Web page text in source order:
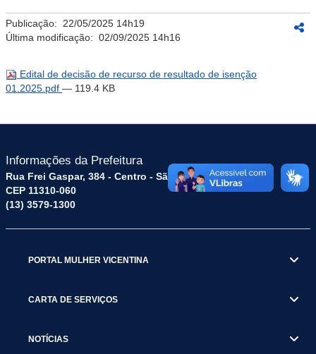
Publicação: 22/05/2025 14h19
Última modificação: 02/09/2025 14h16
Edital de decisão de recurso de resultado de isenção
01.2025.pdf — 119.4 KB
Informações da Prefeitura
Rua Frei Gaspar, 384 - Centro - São Vicente / SP
CEP 11310-060
(13) 3579-1300
PORTAL MULHER VICENTINA
CARTA DE SERVIÇOS
NOTÍCIAS